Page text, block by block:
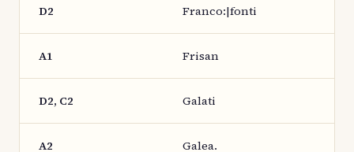
D2 Franco:|fonti
A1 Frisan
D2, C2 Galati
A2 Galea.